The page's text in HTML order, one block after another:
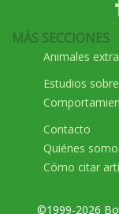
MÁS SECCIONES
Animales
Estudios
Contacto
Quiénes
Cómo citar
©1999-2026